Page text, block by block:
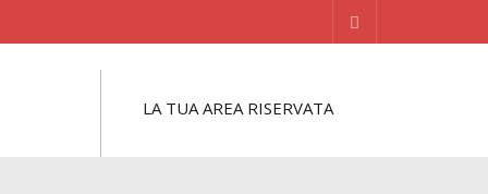
LA TUA AREA RISERVATA